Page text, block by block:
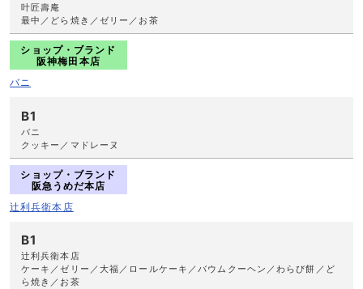
叶匠壽庵
最中／どら焼き／ゼリー／お茶
ショップ・ブランド
阪神梅田本店
バニ
B1
バニ
クッキー／マドレーヌ
ショップ・ブランド
阪急うめだ本店
辻利兵衛本店
B1
辻利兵衛本店
ケーキ／ゼリー／大福／ロールケーキ／バウムクーヘン／わらび餅／ど
ら焼き／お茶